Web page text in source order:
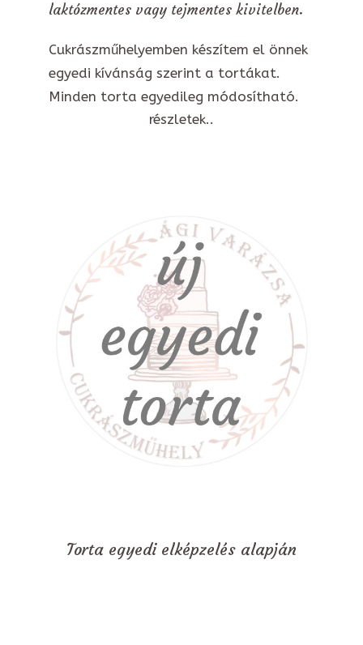
laktózmentes vagy tejmentes kivitelben.
Cukrászműhelyemben készítem el önnek
egyedi kívánság szerint a tortákat.
Minden torta egyedileg módosítható.
részletek..
Torta egyedi elképzelés alapján